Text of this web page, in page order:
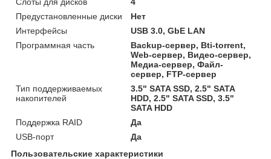
Предустановленные диски
Нет
Интерфейсы
USB 3.0, GbE LAN
Программная часть
Backup-сервер, Bti-torrent,
Web-сервер, Видео-сервер,
Медиа-сервер, Файл-
сервер, FTP-сервер
Тип поддерживаемых
накопителей
3.5" SATA SSD, 2.5" SATA
HDD, 2.5" SATA SSD, 3.5"
SATA HDD
Поддержка RAID
Да
USB-порт
Да
Пользовательские характеристики